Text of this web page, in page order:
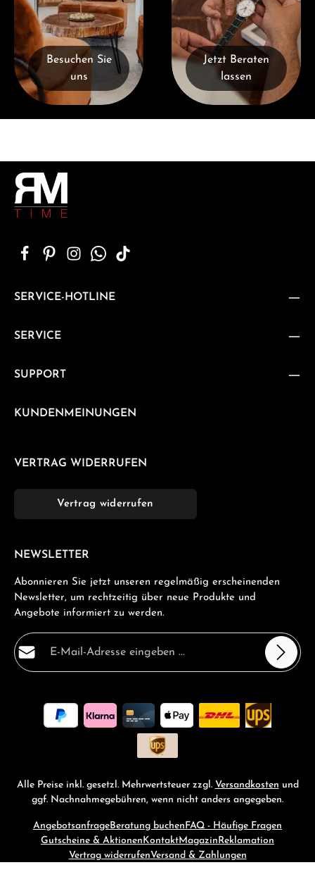
Besuchen Sie
uns
Jetzt Beraten
lassen
SERVICE-HOTLINE
SERVICE
SUPPORT
KUNDENMEINUNGEN
VERTRAG WIDERRUFEN
Vertrag widerrufen
NEWSLETTER
Abonnieren Sie jetzt unseren regelmäßig erscheinenden
Newsletter, um rechtzeitig über neue Produkte und
Angebote informiert zu werden.
E-Mail-Adresse*
Ich habe die
Datenschutzbestimmungen
zur Kenntnis
genommen und dieAGBgelesen und bin mit ihnen
Pflichtfelder.
Alle Preise inkl. gesetzl. Mehrwertsteuer zzgl. Versandkosten und
ggf. Nachnahmegebühren, wenn nicht anders angegeben.
AngebotsanfrageBeratung buchenFAQ - Häufige Fragen
Gutscheine & AktionenKontaktMagazinReklamation
Vertrag widerrufenVersand & Zahlungen